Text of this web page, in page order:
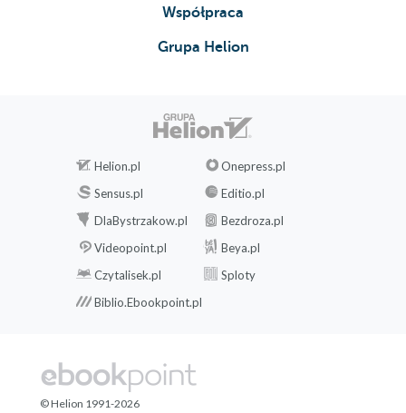
Współpraca
Grupa Helion
Helion.pl
Onepress.pl
Sensus.pl
Editio.pl
DlaBystrzakow.pl
Bezdroza.pl
Videopoint.pl
Beya.pl
Czytalisek.pl
Sploty
Biblio.Ebookpoint.pl
© Helion 1991-2026